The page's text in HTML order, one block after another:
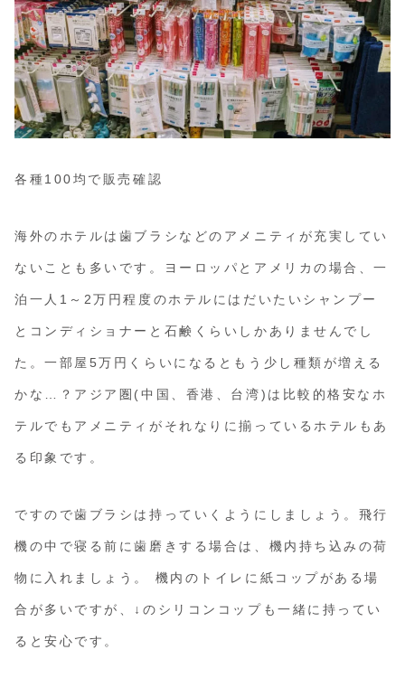
各種100均で販売確認
海外のホテルは歯ブラシなどのアメニティが充実してい
ないことも多いです。ヨーロッパとアメリカの場合、一
泊一人1～2万円程度のホテルにはだいたいシャンプー
とコンディショナーと石鹸くらいしかありませんでし
た。一部屋5万円くらいになるともう少し種類が増える
かな…？アジア圏(中国、香港、台湾)は比較的格安なホ
テルでもアメニティがそれなりに揃っているホテルもあ
る印象です。
ですので歯ブラシは持っていくようにしましょう。飛行
機の中で寝る前に歯磨きする場合は、機内持ち込みの荷
物に入れましょう。 機内のトイレに紙コップがある場
合が多いですが、↓のシリコンコップも一緒に持ってい
ると安心です。